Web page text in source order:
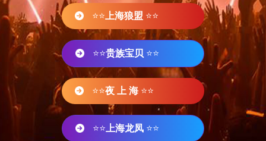
⭐⭐ 上海狼盟 ⭐⭐
⭐⭐贵族宝贝 ⭐⭐
⭐⭐夜 上 海 ⭐⭐
⭐⭐ 上海龙凤 ⭐⭐